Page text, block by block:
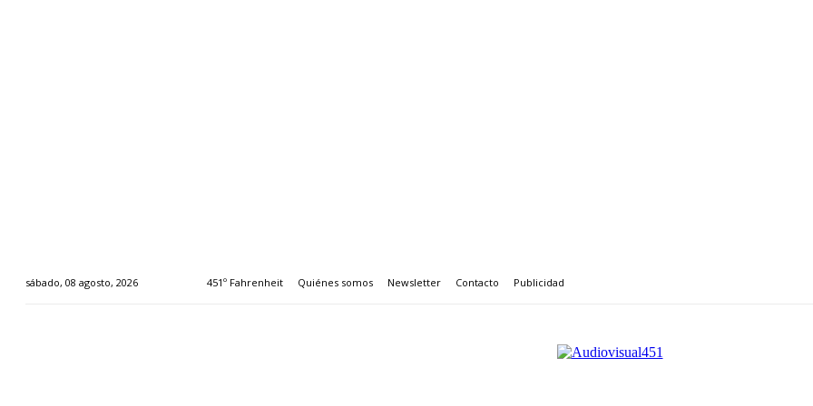
sábado, 08 agosto, 2026 451º Fahrenheit Quiénes somos Newsletter Contacto Publicidad